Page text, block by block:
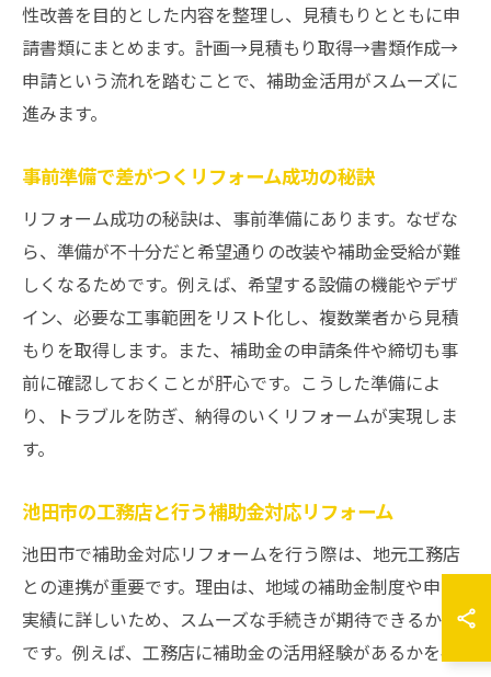
性改善を目的とした内容を整理し、見積もりとともに申
請書類にまとめます。計画→見積もり取得→書類作成→
申請という流れを踏むことで、補助金活用がスムーズに
進みます。
事前準備で差がつくリフォーム成功の秘訣
リフォーム成功の秘訣は、事前準備にあります。なぜな
ら、準備が不十分だと希望通りの改装や補助金受給が難
しくなるためです。例えば、希望する設備の機能やデザ
イン、必要な工事範囲をリスト化し、複数業者から見積
もりを取得します。また、補助金の申請条件や締切も事
前に確認しておくことが肝心です。こうした準備によ
り、トラブルを防ぎ、納得のいくリフォームが実現しま
す。
池田市の工務店と行う補助金対応リフォーム
池田市で補助金対応リフォームを行う際は、地元工務店
との連携が重要です。理由は、地域の補助金制度や申請
実績に詳しいため、スムーズな手続きが期待できるから
です。例えば、工務店に補助金の活用経験があるかを確